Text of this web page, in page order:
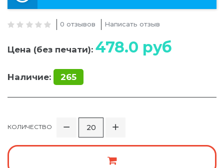
0 отзывов Написать отзыв
Цена (без печати): 478.0 руб
Наличие: 265
КОЛИЧЕСТВО